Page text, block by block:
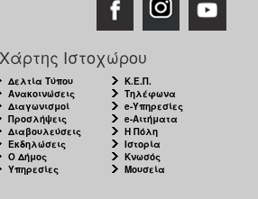
Χάρτης Ιστοχώρου
Δελτία Τύπου
Ανακοινώσεις
Διαγωνισμοί
Προσλήψεις
Διαβουλεύσεις
Εκδηλώσεις
Ο Δήμος
Υπηρεσίες
Κ.Ε.Π.
Τηλέφωνα
e-Υπηρεσίες
e-Αιτήματα
Η Πόλη
Ιστορία
Κνωσός
Μουσεία